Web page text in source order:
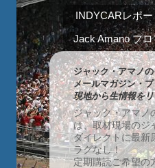
INDYCARレポ
Jack Amano プ
ジャック・アマノ
メールマガジン・
現地から生情報を
ジャック・アマノ
は、取材現場のジ
ダイレクトに最新
ラグなし！
定期購読ご希望の